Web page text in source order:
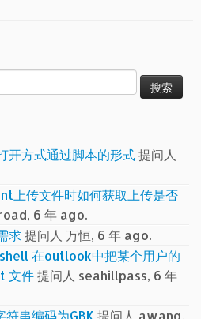
开方式通过脚本的形式提问人
上传文件时如何获取上传是否
6 年 ago.
求提问人 万恒, 6 年 ago.
在outlook中把某个用户的
文件提问人 seahillpass, 6 年
串编码为GBK 提问人 awang,